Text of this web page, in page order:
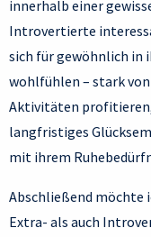
innerhalb einer
Introvertierte
sich für gewöhnlich in
wohlfühlen – stark
Aktivitäten
langfristiges
mit ihrem
Abschließend möchte
Extra- als auch